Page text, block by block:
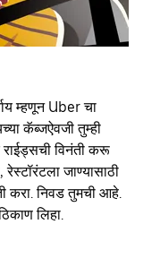
म्हणून Uber चा
कॅब्जऐवजी तुम्ही
राईड्सची विनंती करू
जाण्यासाठी
करा. निवड तुमची आहे.
लिहा.